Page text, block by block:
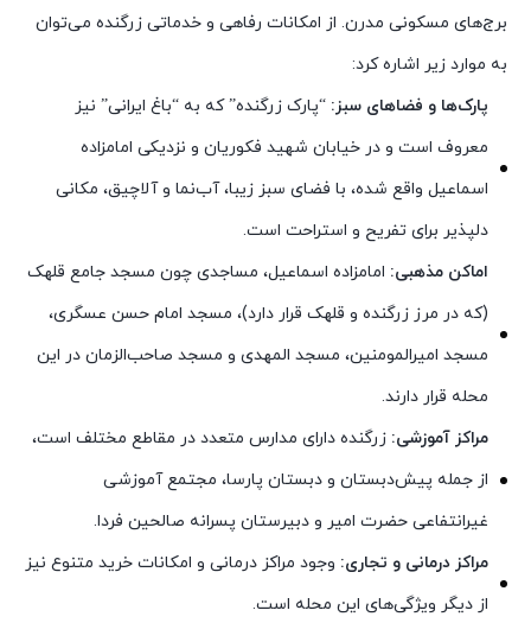
برج‌های مسکونی مدرن. از امکانات رفاهی و خدماتی زرگنده می‌توان
به موارد زیر اشاره کرد:
پارک‌ها و فضاهای سبز: “پارک زرگنده” که به “باغ ایرانی” نیز
معروف است و در خیابان شهید فکوریان و نزدیکی امامزاده
اسماعیل واقع شده، با فضای سبز زیبا، آب‌نما و آلاچیق، مکانی
دلپذیر برای تفریح و استراحت است.
اماکن مذهبی: امامزاده اسماعیل، مساجدی چون مسجد جامع قلهک
(که در مرز زرگنده و قلهک قرار دارد)، مسجد امام حسن عسگری،
مسجد امیرالمومنین، مسجد المهدی و مسجد صاحب‌الزمان در این
محله قرار دارند.
مراکز آموزشی: زرگنده دارای مدارس متعدد در مقاطع مختلف است،
از جمله پیش‌دبستان و دبستان پارسا، مجتمع آموزشی
غیرانتفاعی حضرت امیر و دبیرستان پسرانه صالحین فردا.
مراکز درمانی و تجاری: وجود مراکز درمانی و امکانات خرید متنوع نیز
از دیگر ویژگی‌های این محله است.